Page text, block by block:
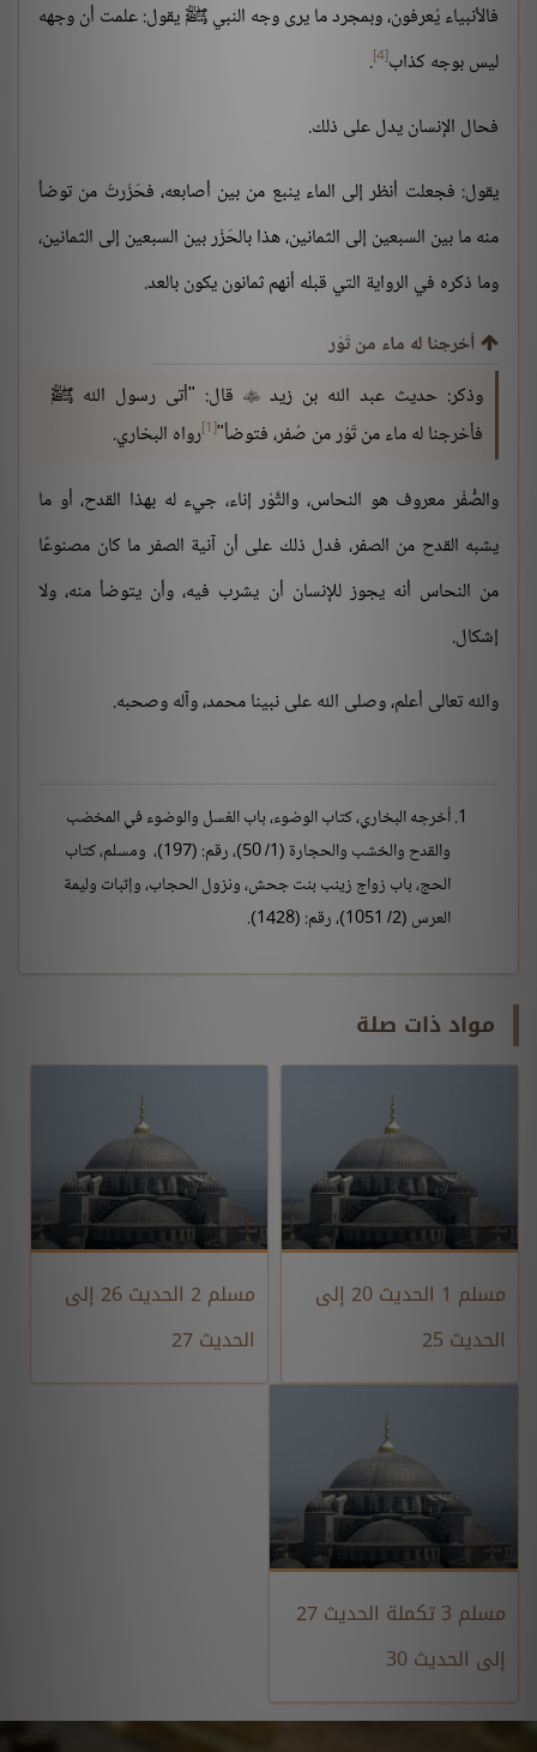
فالأنبياء يُعرفون، وبمجرد ما يرى وجه النبي ﷺ يقول: علمت أن وجهه
ليس بوجه كذاب[4]
.
فحال الإنسان يدل على ذلك.
يقول: فجعلت أنظر إلى الماء ينبع من بين أصابعه، فحَزَرتُ من توضأ
منه ما بين السبعين إلى الثمانين، هذا بالحَزْر بين السبعين إلى الثمانين،
وما ذكره في الرواية التي قبله أنهم ثمانون يكون بالعد.
أخرجنا له ماء من تَوْر
وذكر: حديث عبد الله بن زيد  قال: "أتى رسول الله ﷺ
فأخرجنا له ماء من تَوْر من صُفر، فتوضأ"[1] رواه البخاري.
والصُّفْر معروف هو النحاس، والتَّوْر إناء، جيء له بهذا القدح، أو ما
يشبه القدح من الصفر، فدل ذلك على أن آنية الصفر ما كان مصنوعًا
من النحاس أنه يجوز للإنسان أن يشرب فيه، وأن يتوضأ منه، ولا
إشكال.
والله تعالى أعلم، وصلى الله على نبينا محمد، وآله وصحبه.
أخرجه البخاري، كتاب الوضوء، باب الغسل والوضوء في المخضب
والقدح والخشب والحجارة (1/ 50)، رقم: (197)، ومسلم، كتاب
الحج، باب زواج زينب بنت جحش، ونزول الحجاب، وإثبات وليمة
العرس (2/ 1051)، رقم: (1428).
مواد ذات صلة
مسلم 1 الحديث 20 إلى
الحديث 25
مسلم 2 الحديث 26 إلى
الحديث 27
مسلم 3 تكملة الحديث 27
إلى الحديث 30